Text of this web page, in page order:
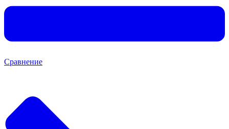
Сравнение